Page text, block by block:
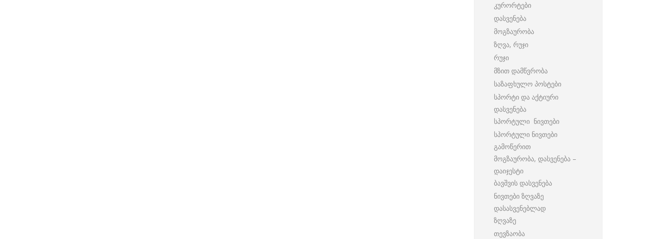
კურორტები
დასვენება
მოგზაურობა
ზღვა, რუჯი
რუჯი
მზით დამწვრობა
საზაფხულო პოსტები
სპორტი და აქტიური
დასვენება
სპორტული ნივთები
სპორტული ნივთები
გამოწერით
მოგზაურობა, დასვენება –
დაიჯესტი
ბავშვის დასვენება
ნივთები ზღვაზე
დასასვენებლად
ზღვაზე
თევზაობა